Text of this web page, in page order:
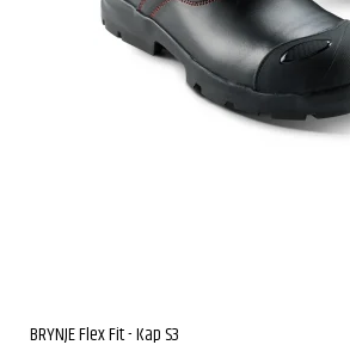
BRYNJE Flex Fit - Kap S3